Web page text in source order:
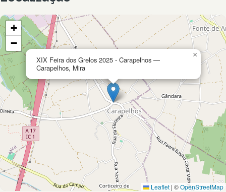
XIX Feira dos Grelos 2025 - Carapelhos —
Carapelhos, Mira
×
+
−
Leaflet | ©OpenStreetMap